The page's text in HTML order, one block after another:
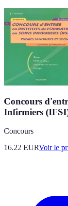
Concours
Infirmiers
Concours
16.22 EURVoir le